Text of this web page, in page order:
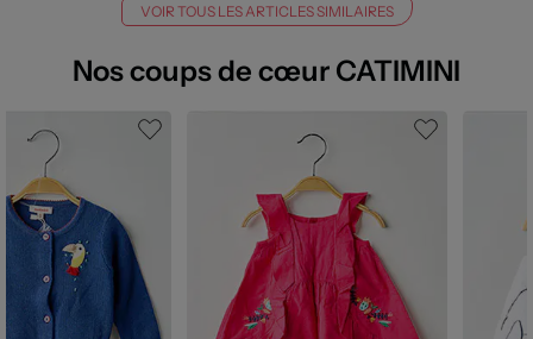
VOIR TOUS LES ARTICLES SIMILAIRES
Nos coups de cœur CATIMINI